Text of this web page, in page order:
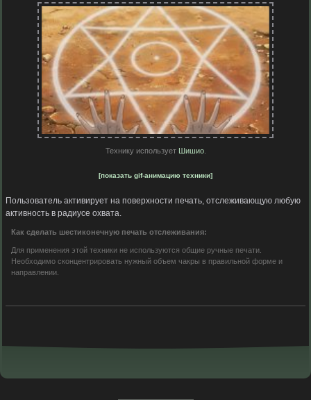
Технику использует Шишио.
[показать gif-анимацию техники]
Пользователь активирует на поверхности печать, отслеживающую любую
активность в радиусе охвата.
Как сделать шестиконечную печать отслеживания:
Для применения этой техники не используются общие ручные печати.
Необходимо сконцентрировать нужный объем чакры в правильной форме и
направлении.